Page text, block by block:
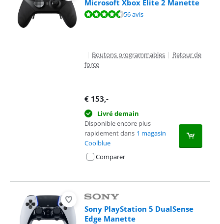
Microsoft Xbox Elite 2 Manette
La note est de 9,3 sur 10, basée sur 56 avis.56 avis
| Boutons programmables | Retour de
force
€ 153,-
Livré demain
Disponible encore plus
rapidement dans 1 magasin
Coolblue
Comparer
Sony PlayStation 5 DualSense
Edge Manette